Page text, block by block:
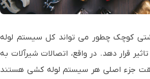
کوچک چطور می تواند کل سیستم لوله
قرار دهد. در واقع، اتصالات شیرآلات به
جزء اصلی هر سیستم لوله کشی هستند